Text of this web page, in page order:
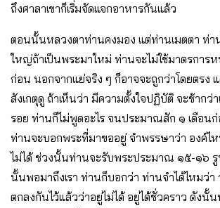
ถึงศาลาเขาก็เริ่มจัดแจกอาหารกันแล้ว
ตอนนั้นหลวงตาท่านคงมอง แต่ท่านเมตตา ท่า
ใหญ่ถ้าเป็นพระมาใหม่ ท่านจะไม่ใช้มาตรการ
ก่อน นอกจากแย่จริง ๆ ก็อาจจะถูกว่าโดยตรง
สังเกตุดู ถ้าเห็นว่า มีความตั้งใจปฏิบัติ จะช้ากว่าเ
รอย ท่านก็ไม่พูดอะไร จนประมาณสัก ๑ เดือนก่
ท่านจะบอกพระที่มาขออยู่ จำพรรษาว่า องค์ไ
ไม่ได้ ช่วงนั้นท่านจะรับพระประมาณ ๑๕-๑๖ รู
นั้นพอมาถึงเรา ท่านก็บอกว่า ท่านจำได้ไหมว่
ตกลงกันไว้แล้วว่าอยู่ไม่ได้ อยู่ได้ชั่วคราว ดังนั้